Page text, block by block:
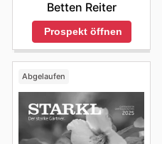
Betten Reiter
Prospekt öffnen
Abgelaufen